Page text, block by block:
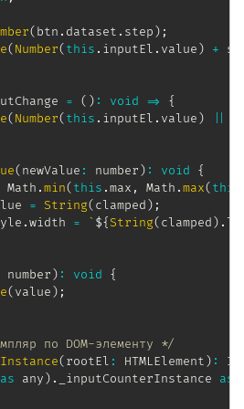
(btn . dataset . step) ;
(Number(this . inputEl . value) +
= ( ) : void =>
{
(Number(this . inputEl . value)
(newValue : number) : void
{
Math .min(this .max , Math .max(this
= String(clamped) ;
.width = `${String(clamped) .
number) : void
{
(value) ;
по DOM-элементу */
(rootEl : HTMLElement) :
as any) . _inputCounterInstance as